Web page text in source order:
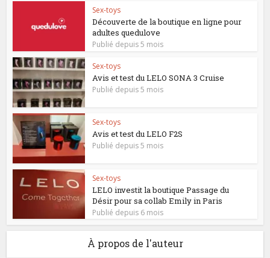
Sex-toys
Découverte de la boutique en ligne pour
adultes quedulove
Publié depuis 5 mois
Sex-toys
Avis et test du LELO SONA 3 Cruise
Publié depuis 5 mois
Sex-toys
Avis et test du LELO F2S
Publié depuis 5 mois
Sex-toys
LELO investit la boutique Passage du
Désir pour sa collab Emily in Paris
Publié depuis 6 mois
À propos de l'auteur